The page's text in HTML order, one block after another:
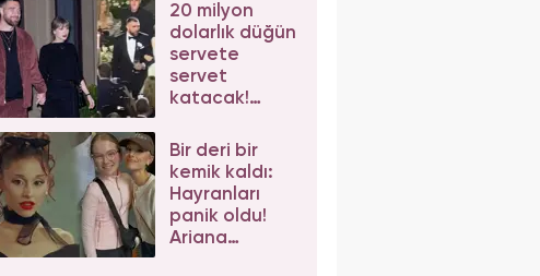
herkesten
helallik istedi
20 milyon
dolarlık düğün
servete
servet
katacak!
iş birlikleri peş
peşe geliyor
Bir deri bir
kemik kaldı:
Hayranları
panik oldu!
Ariana